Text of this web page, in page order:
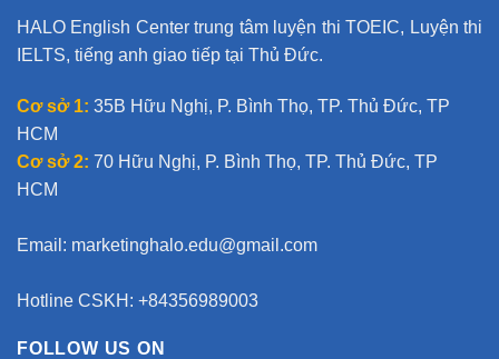
i
v
:
HALO English Center trung tâm luyện thi TOEIC, Luyện thi
IELTS, tiếng anh giao tiếp tại Thủ Đức.
Cơ sở 1: 35B Hữu Nghị, P. Bình Thọ, TP. Thủ Đức, TP
HCM
Cơ sở 2: 70 Hữu Nghị, P. Bình Thọ, TP. Thủ Đức, TP
HCM
Email: marketinghalo.edu@gmail.com
Hotline CSKH: +84356989003
FOLLOW US ON